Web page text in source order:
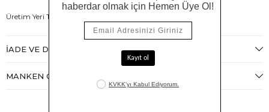
Üretim Yeri Türkiye
İADE VE DEĞIŞIM
MANKEN ÖLÇÜLERI